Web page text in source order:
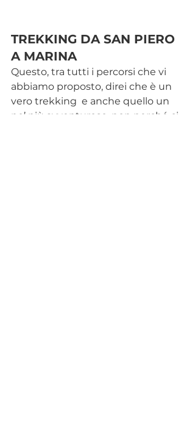
TREKKING DA SAN PIERO
A MARINA
Questo, tra tutti i percorsi che vi
abbiamo proposto, direi che è un
vero trekking  e anche quello un
po’ più avventuroso, non perché ci